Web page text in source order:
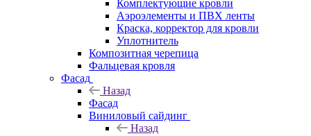
Комплектующие кровли
Аэроэлементы и ПВХ ленты
Краска, корректор для кровли
Уплотнитель
Композитная черепица
Фальцевая кровля
Фасад
Назад
Фасад
Виниловый сайдинг
Назад